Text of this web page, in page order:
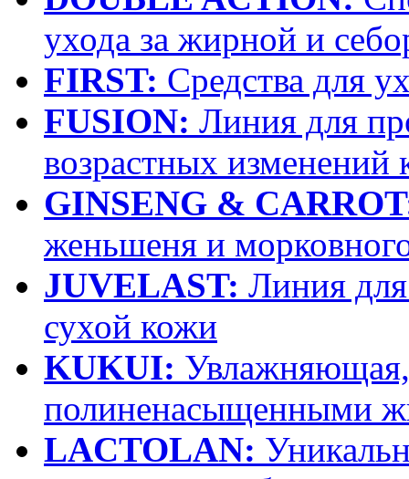
ухода за жирной и
FIRST: Средства для
FUSION: Линия для
возрастных изменений
GINSENG &
женьшеня и
JUVELAST: Линия
сухой кожи
KUKUI: Увлажняющая,
полиненасыщенными
LACTOLAN: